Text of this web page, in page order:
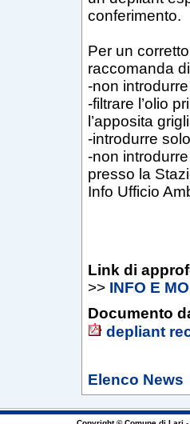
conferimento.
Per un
raccomanda
-non
-filtrare l’olio
l’apposita
-introdurre
-non
presso la
Info Ufficio
Link di
>> INFO E
Documento
depliant
Elenco News